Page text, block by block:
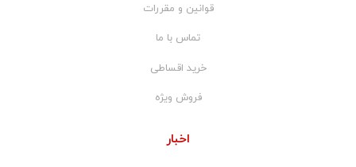
قوانین و مقررات
تماس با ما
خرید اقساطی
فروش ویژه
اخبار